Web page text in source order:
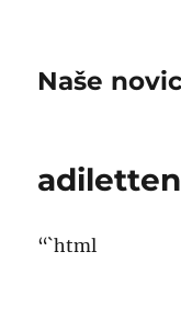
Naše
adiletten
“`html